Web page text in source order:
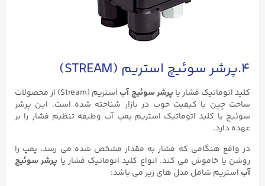
۴.پرشر سوئیچ استریم (STREAM)
کلید اتوماتیک فشار یا پرشر سوئیچ آب
استریم (Stream) از محصولات
ساخت چین با کیفیت خوب در بازار شناخته شده است. این پرشر
سوئیچ یا کلید اتوماتیک استریم پمپ آب وظیفه تنظیم فشار را بر
عهده دارد.
در واقع هنگامی که فشار به مقدار مشخص شده می رسد، پمپ را
روشن یا خاموش می کند. انواع کلید اتوماتیک فشار یا پرشر سوئیچ
آب استریم شامل مدل های زیر می باشد: